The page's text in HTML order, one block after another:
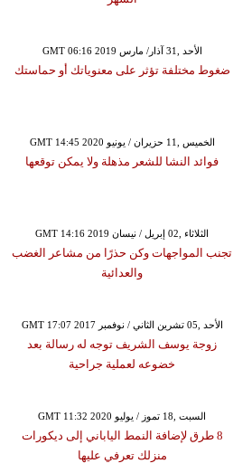
GMT 06:16 2019 الأحد ,31 آذار/ مارس
ضغوط مختلفة تؤثر على معنوياتك أو حماستك
GMT 14:45 2020 الخميس ,11 حزيران / يونيو
فوائد النشا للشعر مذهلة ولا يمكن توقعها
GMT 14:16 2019 الثلاثاء ,02 إبريل / نيسان
تجنب المواجهات وكن حذرًا من مشاعر الغضب
والعدائية
GMT 17:07 2017 الأحد ,05 تشرين الثاني / نوفمبر
زوجة يوسف الشريف توجه له رسالة بعد
خضوعه لعملية جراحية
GMT 11:32 2020 السبت ,18 تموز / يوليو
8 طرق لإضافة النمط الياباني إلى ديكورات
منزلك تعرفي عليها